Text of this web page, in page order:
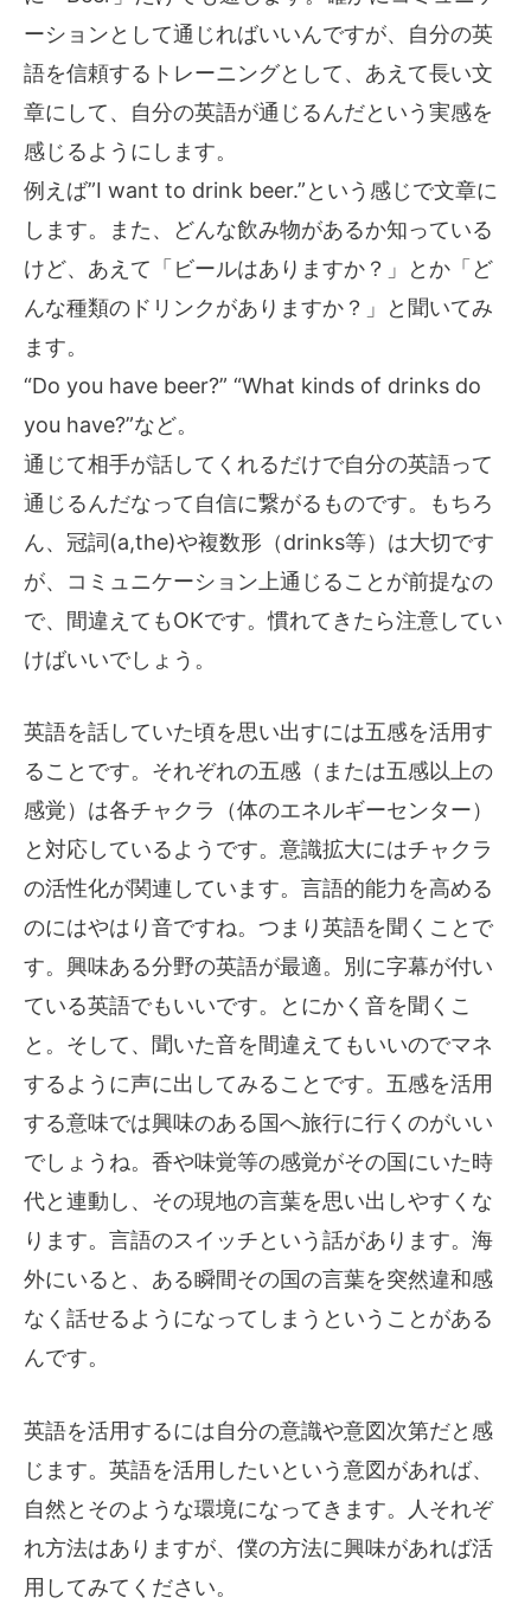
ーションとして通じればいいんですが、自分の英
語を信頼するトレーニングとして、あえて長い文
章にして、自分の英語が通じるんだという実感を
感じるようにします。
例えば”I want to drink beer.”という感じで文章に
します。また、どんな飲み物があるか知っている
けど、あえて「ビールはありますか？」とか「ど
んな種類のドリンクがありますか？」と聞いてみ
ます。
“Do you have beer?” “What kinds of drinks do
you have?”など。
通じて相手が話してくれるだけで自分の英語って
通じるんだなって自信に繋がるものです。もちろ
ん、冠詞(a,the)や複数形（drinks等）は大切です
が、コミュニケーション上通じることが前提なの
で、間違えてもOKです。慣れてきたら注意してい
けばいいでしょう。
英語を話していた頃を思い出すには五感を活用す
ることです。それぞれの五感（または五感以上の
感覚）は各チャクラ（体のエネルギーセンター）
と対応しているようです。意識拡大にはチャクラ
の活性化が関連しています。言語的能力を高める
のにはやはり音ですね。つまり英語を聞くことで
す。興味ある分野の英語が最適。別に字幕が付い
ている英語でもいいです。とにかく音を聞くこ
と。そして、聞いた音を間違えてもいいのでマネ
するように声に出してみることです。五感を活用
する意味では興味のある国へ旅行に行くのがいい
でしょうね。香や味覚等の感覚がその国にいた時
代と連動し、その現地の言葉を思い出しやすくな
ります。言語のスイッチという話があります。海
外にいると、ある瞬間その国の言葉を突然違和感
なく話せるようになってしまうということがある
んです。
英語を活用するには自分の意識や意図次第だと感
じます。英語を活用したいという意図があれば、
自然とそのような環境になってきます。人それぞ
れ方法はありますが、僕の方法に興味があれば活
用してみてください。